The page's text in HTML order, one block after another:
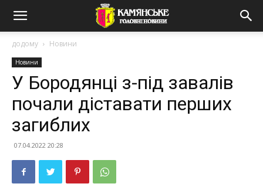
додому Новини
Новини
У Бородянці з-під завалів
почали діставати перших
загиблих
07.04.2022 20:28